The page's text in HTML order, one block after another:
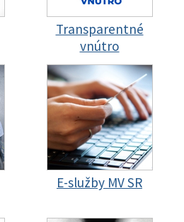
Transparentné
vnútro
E-služby MV SR